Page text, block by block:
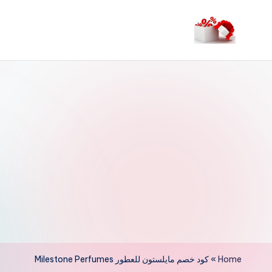
م
ت
Home
»كود خصم مايلستون للعطور Milestone Perfumes